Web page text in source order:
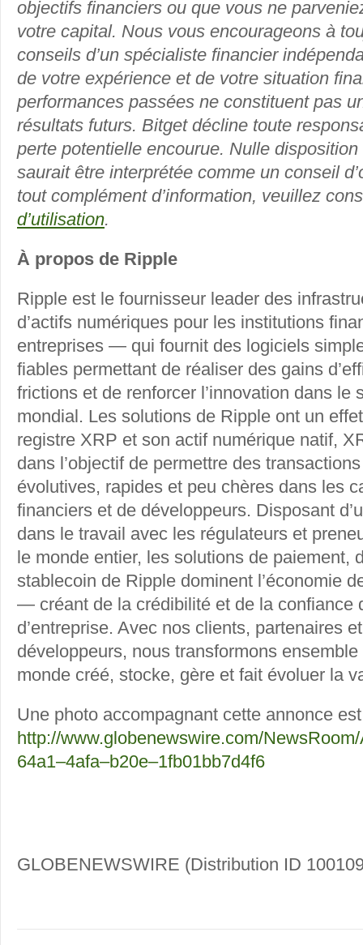
objectifs financiers ou que vous ne
votre capital. Nous vous encourageons à
conseils d’un spécialiste financier
de votre expérience et de votre situation
performances passées ne constituent pas
résultats futurs. Bitget décline toute
perte potentielle encourue. Nulle
saurait être interprétée comme un conseil
tout complément d’information, veuillez
d’utilisation.
À propos de Ripple
Ripple est le fournisseur leader des
d’actifs numériques pour les institutions
entreprises — qui fournit des logiciels
fiables permettant de réaliser des gains
frictions et de renforcer l’innovation dans le
mondial. Les solutions de Ripple ont un
registre XRP et son actif numérique natif,
dans l’objectif de permettre des
évolutives, rapides et peu chères dans les
financiers et de développeurs. Disposant
dans le travail avec les régulateurs et
le monde entier, les solutions de paiement,
stablecoin de Ripple dominent l’économie
— créant de la crédibilité et de la confiance
d’entreprise. Avec nos clients, partenaires
développeurs, nous transformons
monde créé, stocke, gère et fait évoluer la
Une photo accompagnant cette annonce
http://www.globenewswire.com/
64a1–4afa–b20e–1fb01bb7d4f6
GLOBENEWSWIRE (Distribution ID